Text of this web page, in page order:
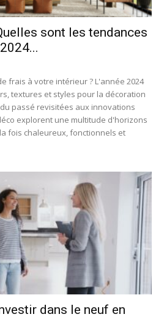
sont les tendances
frais à votre intérieur ? L'année 2024
textures et styles pour la décoration
passé revisitées aux innovations
explorent une multitude d'horizons
fois chaleureux, fonctionnels et
dans le neuf en